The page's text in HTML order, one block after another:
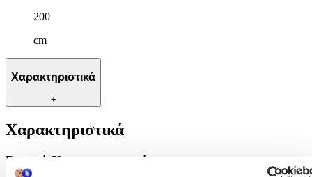
200
cm
Χαρακτηριστικά
+
Χαρακτηριστικά
Βασικά Χαρακτηριστικά